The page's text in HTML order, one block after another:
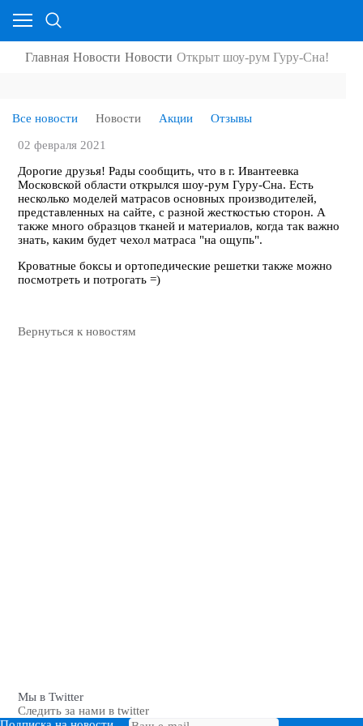
Главная Новости Новости Открыт шоу-рум Гуру-Сна!
Все новости Новости Акции Отзывы
02 февраля 2021
Дорогие друзья! Рады сообщить, что в г. Ивантеевка
Московской области открылся шоу-рум Гуру-Сна. Есть
несколько моделей матрасов основных производителей,
представленных на сайте, с разной жесткостью сторон. А
также много образцов тканей и материалов, когда так важно
знать, каким будет чехол матраса "на ощупь".
Кроватные боксы и ортопедические решетки также можно
посмотреть и потрогать =)
Вернуться к новостям
Мы в Twitter
Следить за нами в twitter